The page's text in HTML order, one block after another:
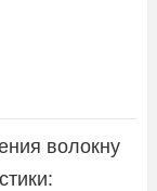
волокну